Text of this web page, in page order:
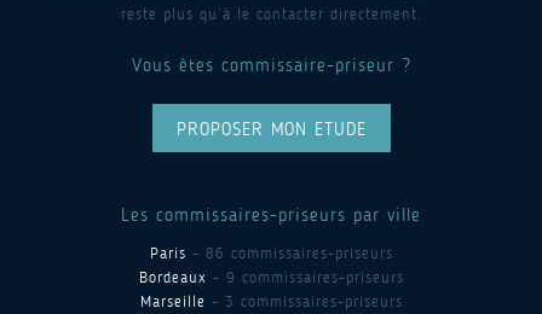
reste plus qu’à le contacter directement.
Vous êtes commissaire-priseur ?
PROPOSER MON ETUDE
Les commissaires-priseurs par ville
Paris - 86 commissaires-priseurs
Bordeaux - 9 commissaires-priseurs
Marseille - 3 commissaires-priseurs